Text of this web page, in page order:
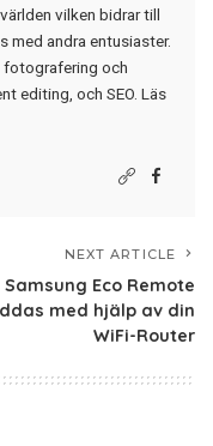
vilken bidrar till
med andra entusiaster.
fotografering och
editing, och SEO. Läs
NEXT ARTICLE
Samsung Eco Remote
med hjälp av din
WiFi-Router